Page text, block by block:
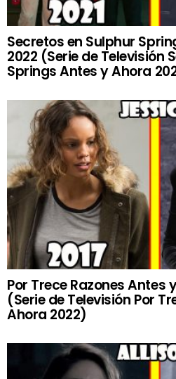
Secretos en Sulphur
2022 (Serie de Televisión
Springs Antes y Ahora
Por Trece Razones Antes
(Serie de Televisión Por
Ahora 2022)